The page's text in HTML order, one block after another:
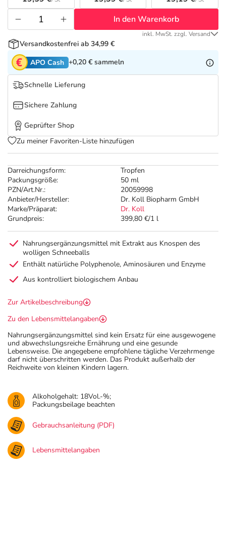
Tierapotheke
Vitamine & Mineralstoffe
Marken
Salus Deals
Darreichungsform:
Tropfen
Packungsgröße:
50 ml
PZN/Art.Nr.:
20059998
Anbieter/Hersteller:
Dr. Koll Biopharm GmbH
Marke/Präparat:
Dr. Koll
Grundpreis:
399,80 €/1 l
In den Warenkorb
inkl. MwSt. zzgl. Versand
Versandkostenfrei ab 34,99 €
APO Cash +0,20 € sammeln
Schnelle Lieferung
Sichere Zahlung
Geprüfter Shop
Zu meiner Favoriten-Liste hinzufügen
Nahrungsergänzungsmittel mit Extrakt aus Knospen des
wolligen Schneeballs
Enthält natürliche Polyphenole, Aminosäuren und Enzyme
Aus kontrolliert biologischem Anbau
Zur Artikelbeschreibung
Zu den Lebensmittelangaben
Nahrungsergänzungsmittel sind kein Ersatz für eine ausgewogene
und abwechslungsreiche Ernährung und eine gesunde
Lebensweise. Die angegebene empfohlene tägliche Verzehrmenge
darf nicht überschritten werden. Das Produkt außerhalb der
Reichweite von kleinen Kindern lagern.
Alkoholgehalt: 18Vol.-%;
Packungsbeilage beachten
Gebrauchsanleitung (PDF)
Lebensmittelangaben